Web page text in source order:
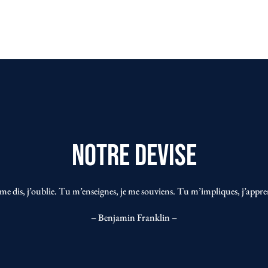
Notre devise
dis, j’oublie. Tu m’enseignes, je me souviens. Tu m’impliques,
– Benjamin Franklin –